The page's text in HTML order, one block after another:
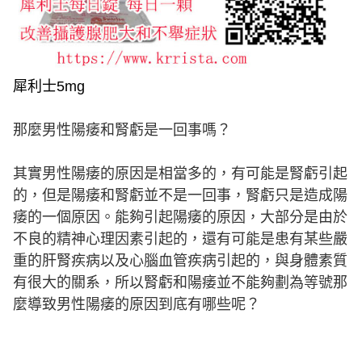
犀利士5mg
那麼男性陽痿和腎虧是一回事嗎？
其實男性陽痿的原因是相當多的，有可能是腎虧引起
的，但是陽痿和腎虧並不是一回事，腎虧只是造成陽
痿的一個原因。能夠引起陽痿的原因，大部分是由於
不良的精神心理因素引起的，還有可能是患有某些嚴
重的肝腎疾病以及心腦血管疾病引起的，與身體素質
有很大的關系，所以腎虧和陽痿並不能夠劃為等號那
麼導致男性陽痿的原因到底有哪些呢？